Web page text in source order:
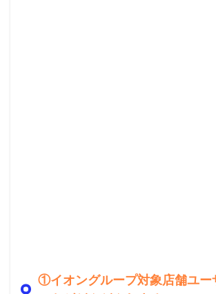
①イオングループ対象店舗ユー